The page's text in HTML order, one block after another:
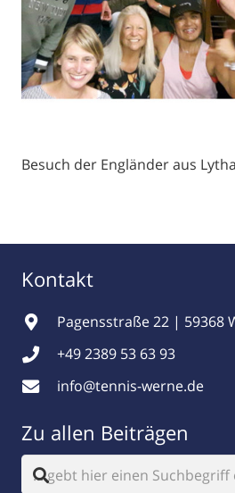
Besuch der Engländer aus
Kontakt
Pagensstraße 22 | 59368
+49 2389 53 63 93
info@tennis-werne.de
Zu allen Beiträgen